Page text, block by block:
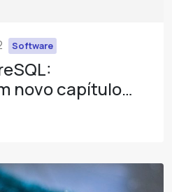
Software
novo capítulo…